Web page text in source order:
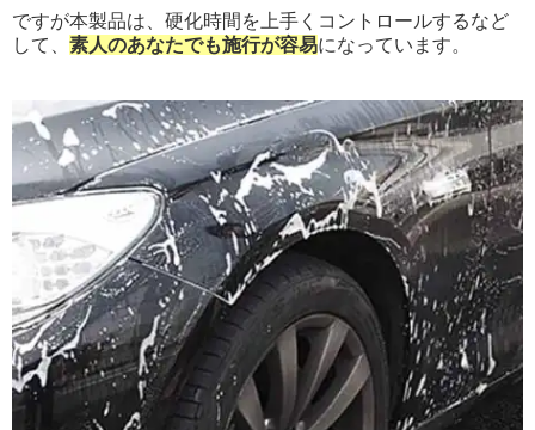
ですが本製品は、硬化時間を上手くコントロールするなど
して、 素人のあなたでも施行が容易になっています。